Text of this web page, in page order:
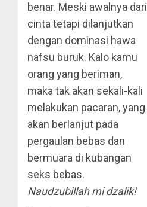
benar. Meski awalnya dari
cinta tetapi dilanjutkan
dengan dominasi hawa
nafsu buruk. Kalo kamu
orang yang beriman,
maka tak akan sekali-kali
melakukan pacaran, yang
akan berlanjut pada
pergaulan bebas dan
bermuara di kubangan
seks bebas.
Naudzubillah mi dzalik!